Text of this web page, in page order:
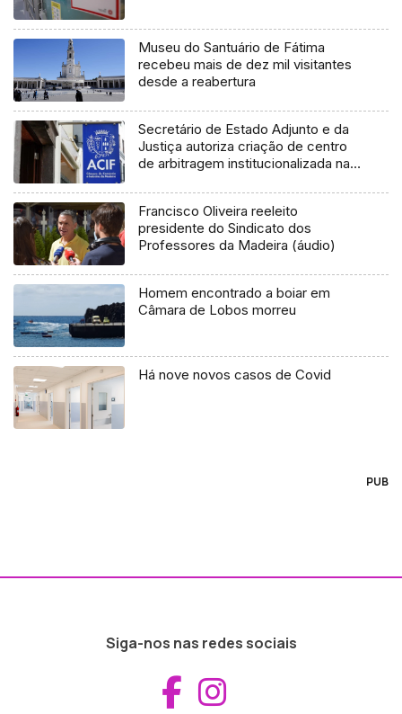
Museu do Santuário de Fátima
recebeu mais de dez mil visitantes
desde a reabertura
Secretário de Estado Adjunto e da
Justiça autoriza criação de centro
de arbitragem institucionalizada na
Francisco Oliveira reeleito
presidente do Sindicato dos
Professores da Madeira (áudio)
Homem encontrado a boiar em
Câmara de Lobos morreu
Há nove novos casos de Covid
PUB
Siga-nos nas redes sociais
Aceder ao